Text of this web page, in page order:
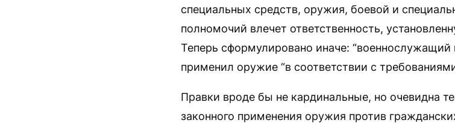
специальных средств, оружия, боевой и
полномочий влечет ответственность,
Теперь сформулировано иначе: “военнослужащий
применил оружие “в соответствии с
Правки вроде бы не кардинальные, но очевидна
законного применения оружия против